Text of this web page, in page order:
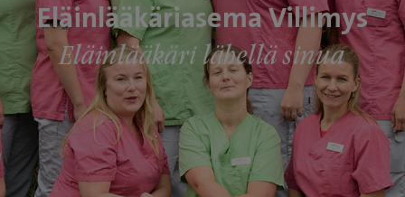
Eläinlääkäriasema Villimys
Eläinlääkäri lähellä sinua